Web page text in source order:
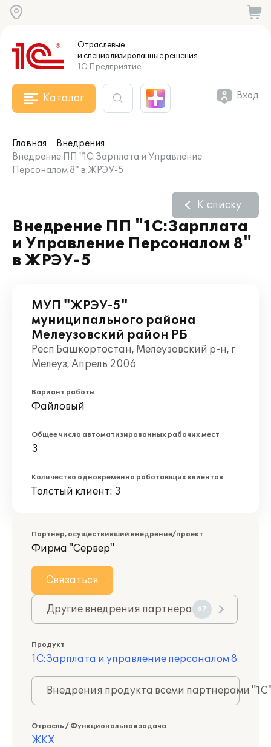
Отраслевые
и специализированныерешения
1С:Предприятие
Каталог Вход
Главная
Внедрения
Внедрение ПП "1С:Зарплата и Управление
Персоналом 8" в ЖРЭУ-5
Внедрение ПП "1С:Зарплата
и Управление Персоналом 8"
в ЖРЭУ-5
К списку
МУП "ЖРЭУ-5"
муниципального района
Мелеузовский район РБ
Респ Башкортостан, Мелеузовский р-н, г
Мелеуз, Апрель 2006
Вариант работы
Файловый
Общее число автоматизированных рабочих мест
3
Количество одновременно работающих клиентов
Толстый клиент: 3
Партнер, осуществивший внедрение/проект
Фирма "Сервер"
Связаться
Другие внедрения партнера 67
Продукт
1С:Зарплата и управление персоналом 8
Внедрения продукта всеми партнерами
Отрасль / Функциональная задача
ЖКХ